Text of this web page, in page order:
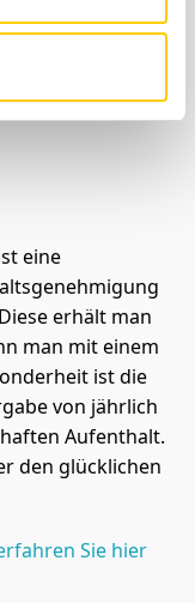
Visumarten
Blick:
eine
erhält man
man mit einem
ist die
von jährlich
Aufenthalt.
den glücklichen
Sie hier